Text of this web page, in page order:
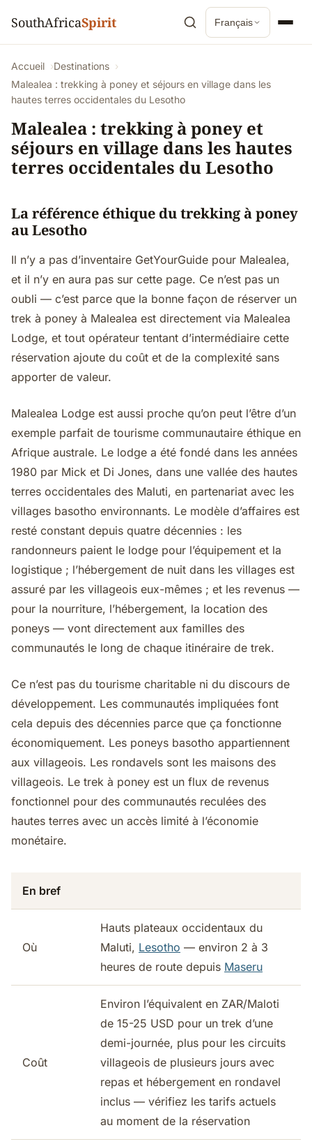
SouthAfricaSpirit Français
Accueil
Destinations
Malealea : trekking à poney et séjours en village dans les
hautes terres occidentales du Lesotho
Malealea : trekking à poney et
séjours en village dans les hautes
terres occidentales du Lesotho
La référence éthique du trekking à poney
au Lesotho
Il n’y a pas d’inventaire GetYourGuide pour Malealea,
et il n’y en aura pas sur cette page. Ce n’est pas un
oubli — c’est parce que la bonne façon de réserver un
trek à poney à Malealea est directement via Malealea
Lodge, et tout opérateur tentant d’intermédiaire cette
réservation ajoute du coût et de la complexité sans
apporter de valeur.
Malealea Lodge est aussi proche qu’on peut l’être d’un
exemple parfait de tourisme communautaire éthique en
Afrique australe. Le lodge a été fondé dans les années
1980 par Mick et Di Jones, dans une vallée des hautes
terres occidentales des Maluti, en partenariat avec les
villages basotho environnants. Le modèle d’affaires est
resté constant depuis quatre décennies : les
randonneurs paient le lodge pour l’équipement et la
logistique ; l’hébergement de nuit dans les villages est
assuré par les villageois eux-mêmes ; et les revenus —
pour la nourriture, l’hébergement, la location des
poneys — vont directement aux familles des
communautés le long de chaque itinéraire de trek.
Ce n’est pas du tourisme charitable ni du discours de
développement. Les communautés impliquées font
cela depuis des décennies parce que ça fonctionne
économiquement. Les poneys basotho appartiennent
aux villageois. Les rondavels sont les maisons des
villageois. Le trek à poney est un flux de revenus
fonctionnel pour des communautés reculées des
hautes terres avec un accès limité à l’économie
monétaire.
En bref
Où
Hauts plateaux occidentaux du
Maluti, Lesotho — environ 2 à 3
heures de route depuis Maseru
Coût
Environ l’équivalent en ZAR/Maloti
de 15-25 USD pour un trek d’une
demi-journée, plus pour les circuits
villageois de plusieurs jours avec
repas et hébergement en rondavel
inclus — vérifiez les tarifs actuels
au moment de la réservation